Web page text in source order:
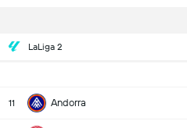
LaLiga 2
11 Andorra